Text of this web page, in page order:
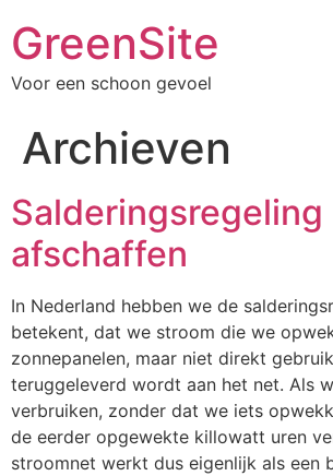
inhoud
GreenSite
Voor een schoon gevoel
Archieven
Salderingsregeling
afschaffen
In Nederland hebben we de
betekent, dat we stroom die we
zonnepanelen, maar niet direkt
teruggeleverd wordt aan het net. Als
verbruiken, zonder dat we iets
de eerder opgewekte killowatt uren
stroomnet werkt dus eigenlijk als een